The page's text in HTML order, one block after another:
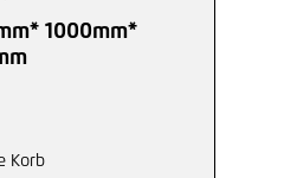
480 mm
Bewertung von 5 von 5
1000mm*
Korb